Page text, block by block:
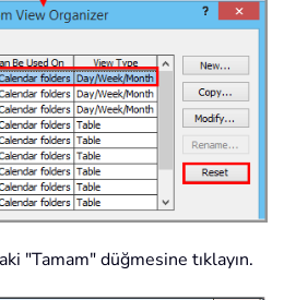
"Tamam" düğmesine tıklayın.